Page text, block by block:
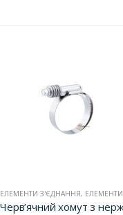
ЕЛЕМЕНТИ З'ЄДНАННЯ, ЕЛЕМЕНТИ З'ЄДНАНЬ